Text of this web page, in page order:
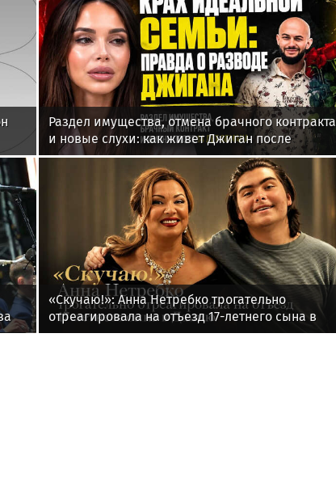
Раздел имущества, отмена брачного контракта
и новые слухи: как живет Джиган после
развода с Оксаной Самойловой
«Скучаю!»: Анна Нетребко трогательно
отреагировала на отъезд 17-летнего сына в
Данию